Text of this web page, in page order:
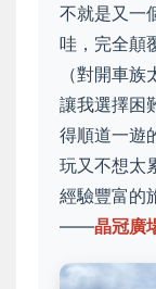
不就是又一
哇，完全顛
（對開車
讓我選擇困
得順道一遊
玩又不想太
經驗豐富的
——晶冠廣